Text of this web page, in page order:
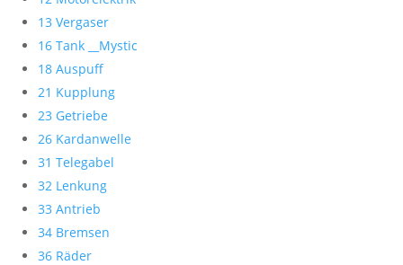
13 Vergaser
16 Tank __Mystic
18 Auspuff
21 Kupplung
23 Getriebe
26 Kardanwelle
31 Telegabel
32 Lenkung
33 Antrieb
34 Bremsen
36 Räder